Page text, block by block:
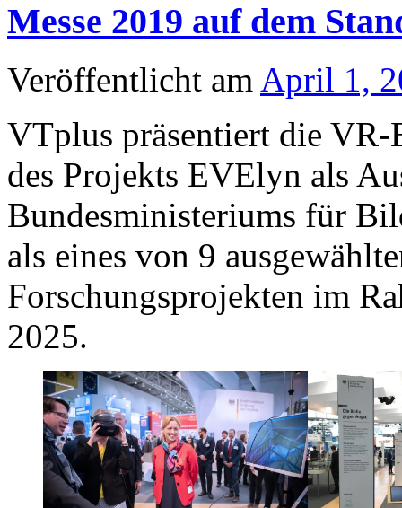
Messe 2019 auf dem
Veröffentlicht am April 1,
VTplus präsentiert die
des Projekts EVElyn als
Bundesministeriums für
als eines von 9
Forschungsprojekten im
2025.